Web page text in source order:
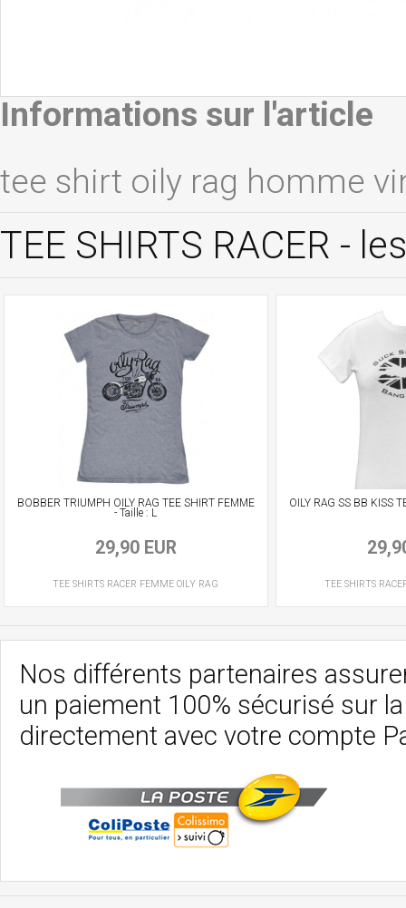
Informations sur l'article
tee shirt oily rag homme
TEE SHIRTS RACER -
BOBBER TRIUMPH OILY RAG TEE SHIRT FEMME
- Taille : L
29,90 EUR
TEE SHIRTS RACER FEMME OILY RAG
OILY RAG SS BB KISS
TEE SHIRTS
Nos différents partenaires
un paiement 100% sécurisé sur
directement avec votre compte